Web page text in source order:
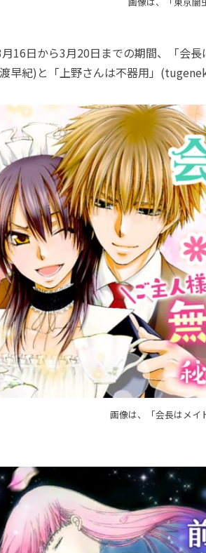
16日から3月20日までの期間、「会
早紀)と「上野さんは不器用」
画像は、「会長はメイ